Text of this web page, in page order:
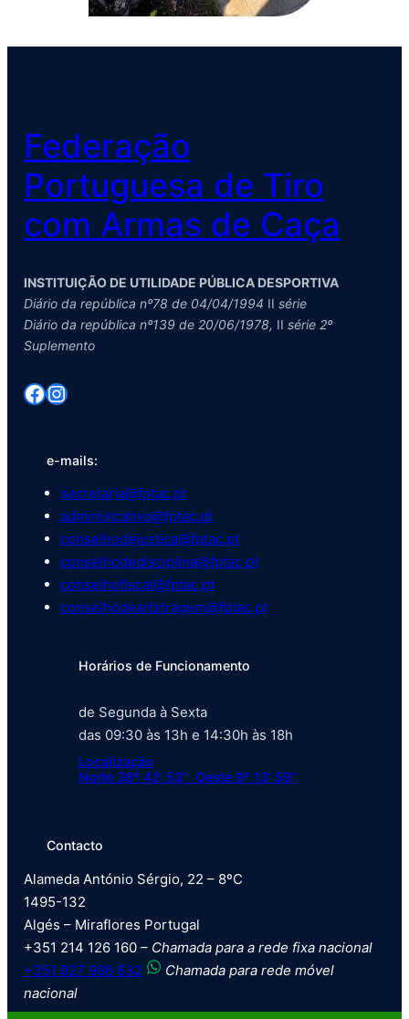
Federação
Portuguesa de Tiro
com Armas de Caça
INSTITUIÇÃO DE UTILIDADE PÚBLICA DESPORTIVA
Diário da república nº78 de 04/04/1994 II série
Diário da república nº139 de 20/06/1978, II série 2º
Suplemento
Facebook Instagram
e-mails:
secretaria@fptac.pt
administrativo@fptac.pt
conselhodejustica@fptac.pt
conselhodedisciplina@fptac.pt
conselhofiscal@fptac.pt
conselhodearbitragem@fptac.pt
Horários de Funcionamento
de Segunda à Sexta
das 09:30 às 13h e 14:30h às 18h
Localização
Norte 38º 42′ 53” Oeste 9º 13′ 59”
Contacto
Alameda António Sérgio, 22 – 8ºC
1495-132
Algés – Miraflores Portugal
+351 214 126 160 – Chamada para a rede fixa nacional
+351 927 986 632
Chamada para rede móvel
nacional